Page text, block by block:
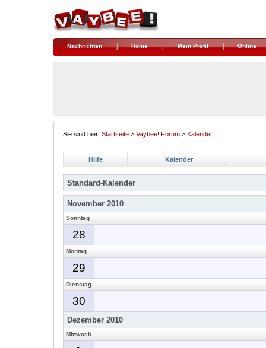
Nachrichten Home Mein Profil Online
Sie sind hier: Startseite > Vaybee! Forum > Kalender
Hilfe Kalender
Standard-Kalender
November 2010
Sonntag
28
Montag
29
Dienstag
30
Dezember 2010
Mittwoch